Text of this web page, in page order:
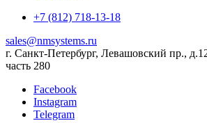
+7 (812) 718-13-18
sales@nmsystems.ru
г. Санкт-Петербург, Левашовский пр.,
часть 280
Facebook
Instagram
Telegram